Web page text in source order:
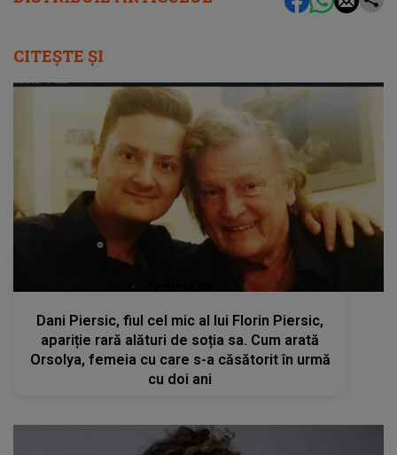
CITEȘTE ȘI
Dani Piersic, fiul cel mic al lui Florin Piersic,
apariție rară alături de soția sa. Cum arată
Orsolya, femeia cu care s-a căsătorit în urmă
cu doi ani